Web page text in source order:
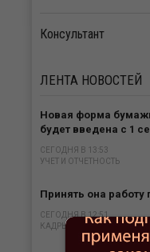
Консультант
ЛЕНТА НОВОСТЕЙ
Новая форма
будет введена с 1
СЕГОДНЯ В 13:53
УЧЕТ И ОТЧЕТНОСТЬ
Принять она работу
СЕГОДНЯ В 12:51
КАДРЫ